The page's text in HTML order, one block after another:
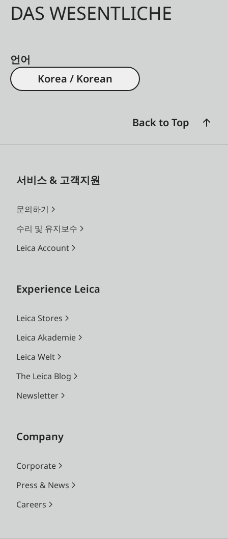
DAS WESENTLICHE
언어
Korea / Korean
Back to Top
서비스 & 고객지원
문의하기
수리 및 유지보수
Leica Account
Experience Leica
Leica Stores
Leica Akademie
Leica Welt
The Leica Blog
Newsletter
Company
Corporate
Press & News
Careers